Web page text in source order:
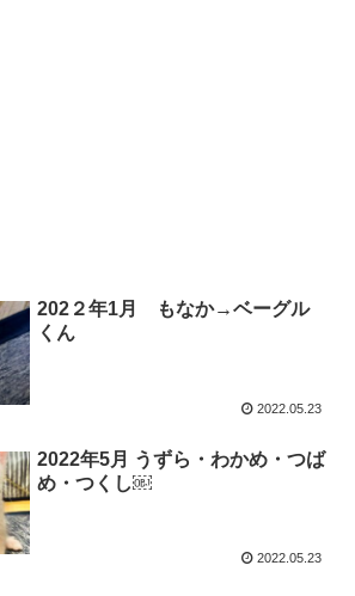
202２年1月 もなか→ベーグル
くん
2022.05.23
2022年5月 うずら・わかめ・つば
め・つくし￼
2022.05.23